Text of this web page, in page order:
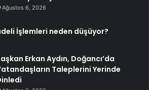
Ağustos 6, 2026
İşlemleri neden düşüyor?
Erkan Aydın, Doğancı’da
Taleplerini Yerinde